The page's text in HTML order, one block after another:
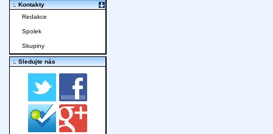
:. Kontakty
Redakce
Spolek
Skupiny
:. Sledujte nás